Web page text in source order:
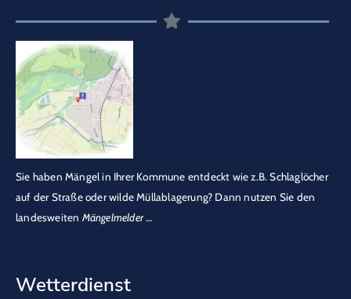
Sie haben Mängel in Ihrer Kommune entdeckt wie z.B. Schlaglöcher
auf der Straße oder wilde Müllablagerung? Dann nutzen Sie den
landesweiten Mängelmelder…
Wetterdienst